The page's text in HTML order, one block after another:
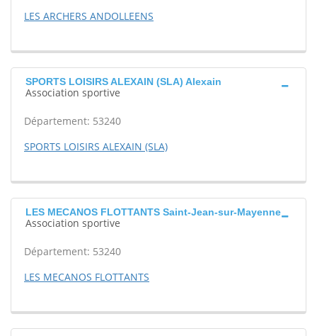
LES ARCHERS ANDOLLEENS
SPORTS LOISIRS ALEXAIN (SLA) Alexain
Association sportive
Département: 53240
SPORTS LOISIRS ALEXAIN (SLA)
LES MECANOS FLOTTANTS Saint-Jean-sur-Mayenne
Association sportive
Département: 53240
LES MECANOS FLOTTANTS